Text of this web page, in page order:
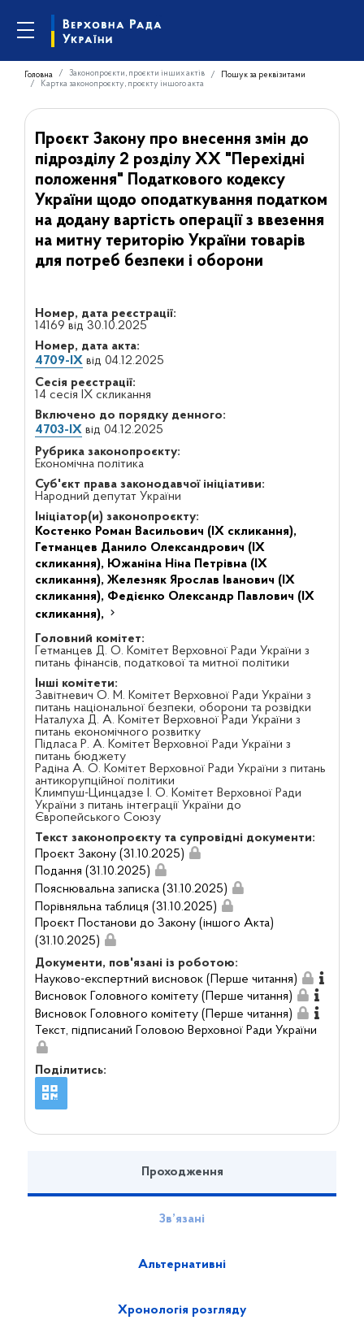
Головна Законопроєкти, проєкти інших актів
Пошук за реквізитами
Картка законопроєкту, проєкту іншого акта
Проєкт Закону про внесення змін до
підрозділу 2 розділу XX "Перехідні
положення" Податкового кодексу
України щодо оподаткування податком
на додану вартість операції з ввезення
на митну територію України товарів
для потреб безпеки і оборони
Номер, дата реєстрації:
14169 від 30.10.2025
Номер, дата акта:
4709-IXвід 04.12.2025
Сесія реєстрації:
14 сесія IX скликання
Включено до порядку денного:
4703-IXвід 04.12.2025
Рубрика законопроєкту:
Економічна політика
Суб'єкт права законодавчої ініціативи:
Народний депутат України
Ініціатор(и) законопроєкту:
Костенко Роман Васильович (IX скликання),
Гетманцев Данило Олександрович (IX
скликання), Южаніна Ніна Петрівна (IX
скликання), Железняк Ярослав Іванович (IX
скликання), Федієнко Олександр Павлович (IX
скликання),
Головний комітет:
Гетманцев Д. О. Комітет Верховної Ради України з
питань фінансів, податкової та митної політики
Інші комітети:
Завітневич О. М. Комітет Верховної Ради України з
питань національної безпеки, оборони та розвідки
Наталуха Д. А. Комітет Верховної Ради України з
питань економічного розвитку
Підласа Р. А. Комітет Верховної Ради України з
питань бюджету
Радіна А. О. Комітет Верховної Ради України з питань
антикорупційної політики
Климпуш-Цинцадзе І. О. Комітет Верховної Ради
України з питань інтеграції України до
Європейського Союзу
Текст законопроєкту та супровідні документи:
Проєкт Закону (31.10.2025)
Подання (31.10.2025)
Пояснювальна записка (31.10.2025)
Порівняльна таблиця (31.10.2025)
Проєкт Постанови до Закону (іншого Акта)
(31.10.2025)
Документи, пов'язані із роботою:
Науково-експертний висновок (Перше читання)
Висновок Головного комітету (Перше читання)
Висновок Головного комітету (Перше читання)
Текст, підписаний Головою Верховної Ради України
Поділитись:
Проходження
Зв’язані
Альтернативні
Хронологія розгляду